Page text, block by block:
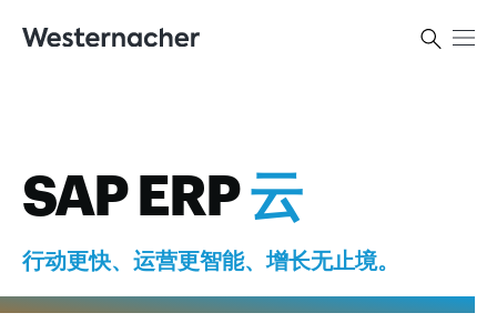
SAP ERP云
行动更快、运营更智能、增长无止境。